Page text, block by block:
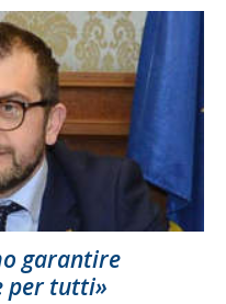
garantire
per tutti»